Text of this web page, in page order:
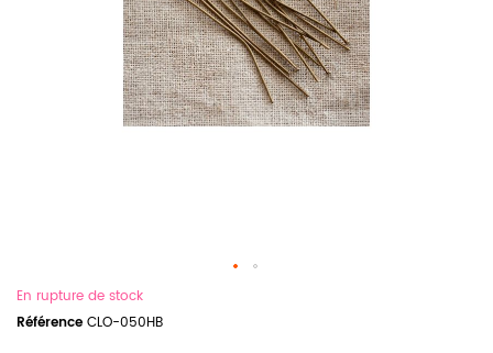
En rupture de stock
Référence CLO-050HB